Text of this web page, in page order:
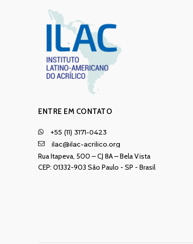
ENTRE EM CONTATO
+55 (11) 3171-0423
ilac@ilac-acrilico.org
Rua Itapeva, 500 – CJ 8A – Bela Vista
CEP: 01332-903 Sâo Paulo - SP - Brasil